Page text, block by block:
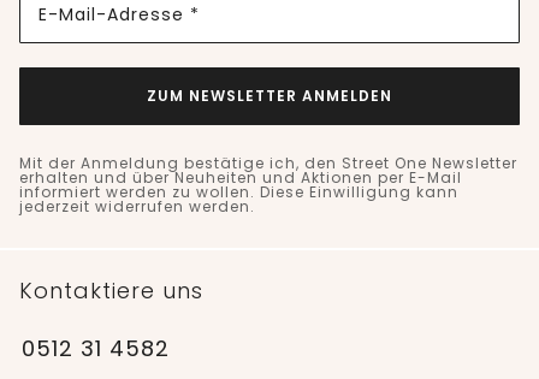
E-Mail-Adresse *
ZUM NEWSLETTER ANMELDEN
Mit der Anmeldung bestätige ich, den Street One Newsletter
erhalten und über Neuheiten und Aktionen per E-Mail
informiert werden zu wollen. Diese Einwilligung kann
jederzeit widerrufen werden.
Kontaktiere uns
0512 31 4582